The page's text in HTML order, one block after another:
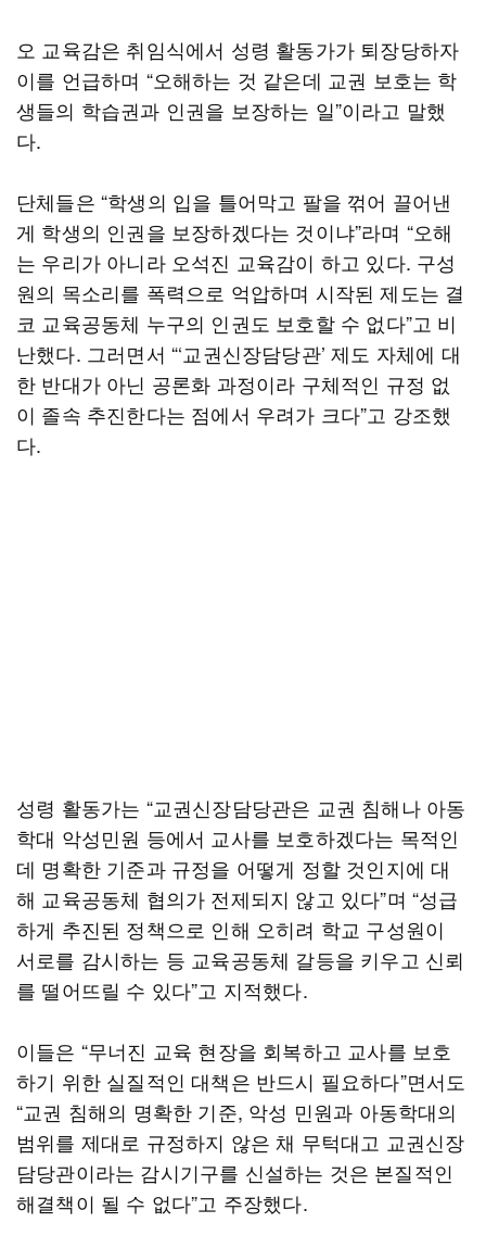
오 교육감은 취임식에서 성령 활동가가 퇴장당하자
이를 언급하며 “오해하는 것 같은데 교권 보호는 학
생들의 학습권과 인권을 보장하는 일”이라고 말했
다.
단체들은 “학생의 입을 틀어막고 팔을 꺾어 끌어낸
게 학생의 인권을 보장하겠다는 것이냐”라며 “오해
는 우리가 아니라 오석진 교육감이 하고 있다. 구성
원의 목소리를 폭력으로 억압하며 시작된 제도는 결
코 교육공동체 누구의 인권도 보호할 수 없다”고 비
난했다. 그러면서 “‘교권신장담당관’ 제도 자체에 대
한 반대가 아닌 공론화 과정이라 구체적인 규정 없
이 졸속 추진한다는 점에서 우려가 크다”고 강조했
다.
성령 활동가는 “교권신장담당관은 교권 침해나 아동
학대 악성민원 등에서 교사를 보호하겠다는 목적인
데 명확한 기준과 규정을 어떻게 정할 것인지에 대
해 교육공동체 협의가 전제되지 않고 있다”며 “성급
하게 추진된 정책으로 인해 오히려 학교 구성원이
서로를 감시하는 등 교육공동체 갈등을 키우고 신뢰
를 떨어뜨릴 수 있다”고 지적했다.
이들은 “무너진 교육 현장을 회복하고 교사를 보호
하기 위한 실질적인 대책은 반드시 필요하다”면서도
“교권 침해의 명확한 기준, 악성 민원과 아동학대의
범위를 제대로 규정하지 않은 채 무턱대고 교권신장
담당관이라는 감시기구를 신설하는 것은 본질적인
해결책이 될 수 없다”고 주장했다.